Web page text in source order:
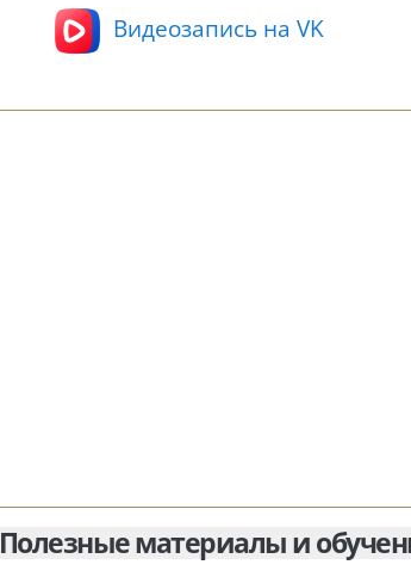
Видеозапись на VK
Полезные материалы и